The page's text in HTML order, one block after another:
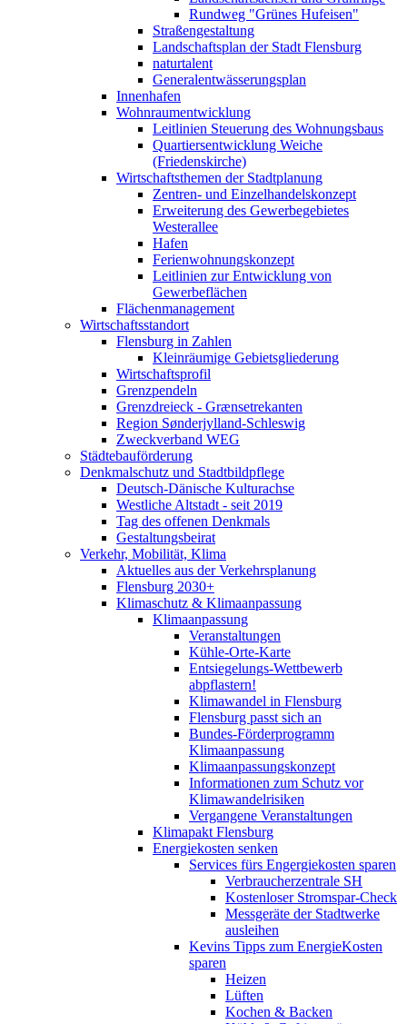
Rundweg "Grünes Hufeisen"
Straßengestaltung
Landschaftsplan der Stadt Flensburg
naturtalent
Generalentwässerungsplan
Innenhafen
Wohnraumentwicklung
Leitlinien Steuerung des Wohnungsbaus
Quartiersentwicklung Weiche
(Friedenskirche)
Wirtschaftsthemen der Stadtplanung
Zentren- und Einzelhandelskonzept
Erweiterung des Gewerbegebietes
Westerallee
Hafen
Ferienwohnungskonzept
Leitlinien zur Entwicklung von
Gewerbeflächen
Flächenmanagement
Wirtschaftsstandort
Flensburg in Zahlen
Kleinräumige Gebietsgliederung
Wirtschaftsprofil
Grenzpendeln
Grenzdreieck - Grænsetrekanten
Region Sønderjylland-Schleswig
Zweckverband WEG
Städtebauförderung
Denkmalschutz und Stadtbildpflege
Deutsch-Dänische Kulturachse
Westliche Altstadt - seit 2019
Tag des offenen Denkmals
Gestaltungsbeirat
Verkehr, Mobilität, Klima
Aktuelles aus der Verkehrsplanung
Flensburg 2030+
Klimaschutz & Klimaanpassung
Klimaanpassung
Veranstaltungen
Kühle-Orte-Karte
Entsiegelungs-Wettbewerb
abpflastern!
Klimawandel in Flensburg
Flensburg passt sich an
Bundes-Förderprogramm
Klimaanpassung
Klimaanpassungskonzept
Informationen zum Schutz vor
Klimawandelrisiken
Vergangene Veranstaltungen
Klimapakt Flensburg
Energiekosten senken
Services fürs Engergiekosten sparen
Verbraucherzentrale SH
Kostenloser Stromspar-Check
Messgeräte der Stadtwerke
ausleihen
Kevins Tipps zum EnergieKosten
sparen
Heizen
Lüften
Kochen & Backen